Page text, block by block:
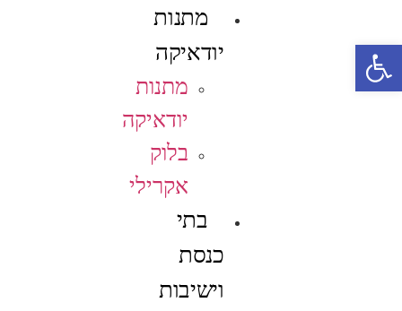
מתנות
יודאיקה
מתנות
יודאיקה
בלוק
אקרילי
בתי
כנסת
וישיבות
פתח סרגל נגישות